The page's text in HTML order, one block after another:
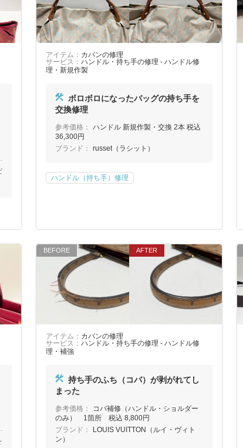
アイテム： カバンの修理
サービス： ハンドル・持ち手の修理 - ハンドル修
理・新規作製
ボロボロになったバッグの持ち手を
交換修理
参考価格：
ハンドル 新規作製・交換 2本 税込
36,300円
ブランド：
russet（ラシット）
ハンドル（持ち手）修理
アイテム： カバンの修理
サービス： ハンドル・持ち手の修理 - ハンドル修
理・補強
持ち手のふち（コバ）が剥がれてし
まった
参考価格：
コバ補修（ハンドル・ショルダー
のみ） 1箇所 税込 8,800円
ブランド：
LOUIS VUITTON（ルイ・ヴィト
ン）